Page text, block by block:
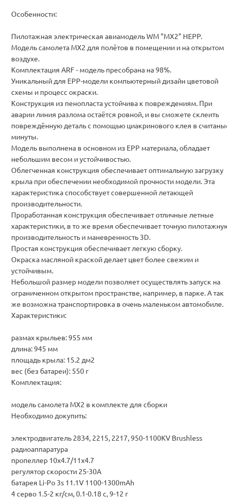
Особенности:
Пилотажная электрическая авиамодель WM "MX2" HEPP.
Модель самолета MX2 для полётов в помещении и на открытом
воздухе.
Комплектация ARF - модель пресобрана на 98%.
Уникальный для ЕРР-модели компьютерный дизайн цветовой
схемы и процесс окраски.
Конструкция из пенопласта устойчива к повреждениям. При
аварии линия разлома остаётся ровной, и вы сможете склеить
повреждённую деталь с помощью циакринового клея в
минуты.
Модель выполнена в основном из EPP материала, обладает
небольшим весом и устойчивостью.
Облегченная конструкция обеспечивает оптимальную загрузку
крыла при обеспечении необходимой прочности модели. Эта
характеристика способствует совершенной летающей
производительности.
Проработанная конструкция обеспечивает отличные летные
характеристики, в то же время обеспечивает точную
производительность и маневренность 3D.
Простая конструкция обеспечивает легкую сборку.
Окраска масляной краской делает цвет более свежим и
устойчивым.
Небольшой размер модели позволяет осуществлять запуск на
ограниченном открытом пространстве, например, в парке. А так
же возможна транспортировка в очень маленьком автомобиле.
Характеристики:
размах крыльев: 955 мм
длина: 945 мм
площадь крыла: 15.2 дм2
вес (без батареи): 550 г
Комплектация:
модель самолета MX2 в комплекте для сборки
Необходимо докупить:
электродвигатель 2834, 2215, 2217, 950-1100KV Brushless
радиоаппаратура
пропеллер 10x4.7/11x4.7
регулятор скорости 25-30A
батарея Li-Po 3s 11.1V 1100-1300mAh
4 серво 1.5-2 кг/см, 0.1-0.18 с, 9-12 г